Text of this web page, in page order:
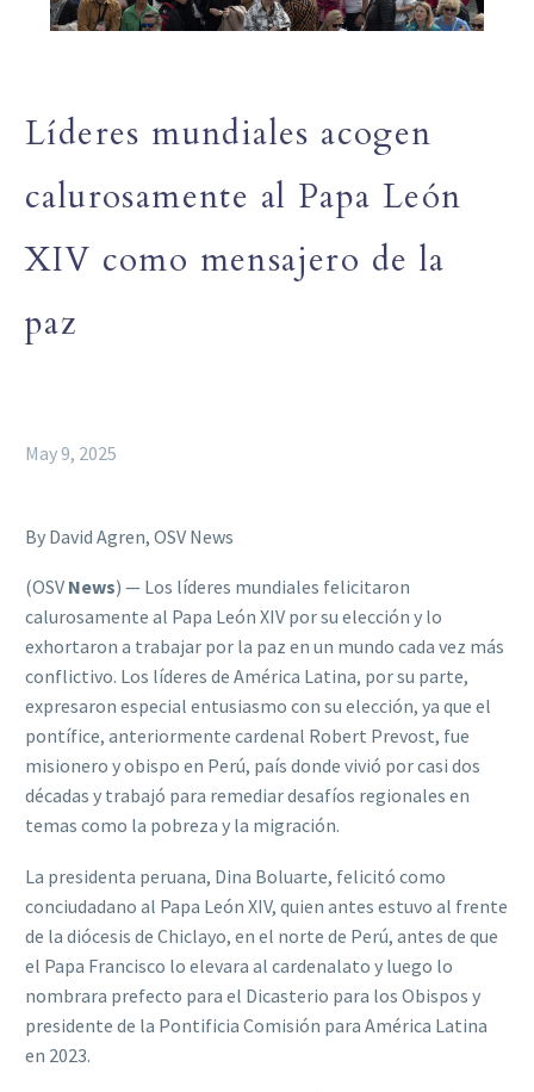
Líderes mundiales acogen
calurosamente al Papa León
XIV como mensajero de la
paz
May 9, 2025
By David Agren, OSV News
(OSV News) — Los líderes mundiales felicitaron
calurosamente al Papa León XIV por su elección y lo
exhortaron a trabajar por la paz en un mundo cada vez más
conflictivo. Los líderes de América Latina, por su parte,
expresaron especial entusiasmo con su elección, ya que el
pontífice, anteriormente cardenal Robert Prevost, fue
misionero y obispo en Perú, país donde vivió por casi dos
décadas y trabajó para remediar desafíos regionales en
temas como la pobreza y la migración.
La presidenta peruana, Dina Boluarte, felicitó como
conciudadano al Papa León XIV, quien antes estuvo al frente
de la diócesis de Chiclayo, en el norte de Perú, antes de que
el Papa Francisco lo elevara al cardenalato y luego lo
nombrara prefecto para el Dicasterio para los Obispos y
presidente de la Pontificia Comisión para América Latina
en 2023.